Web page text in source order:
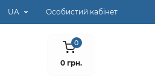
UA Особистий кабінет
0
0 грн.